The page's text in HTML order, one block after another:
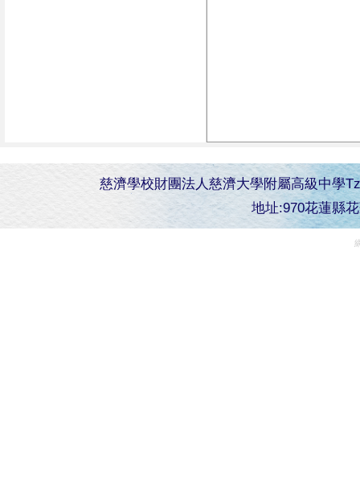
慈濟學校財團法人慈濟大學附屬高級中學
地址:970花蓮縣